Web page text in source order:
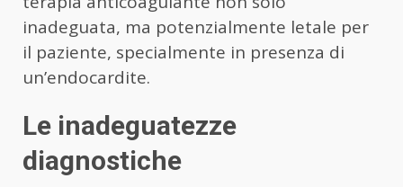
inadeguata, ma potenzialmente letale per
il paziente, specialmente in presenza di
un’endocardite.
Le inadeguatezze
diagnostiche